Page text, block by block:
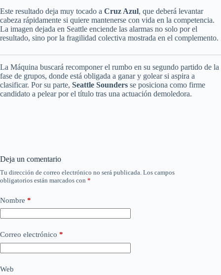
Este resultado deja muy tocado a Cruz Azul, que deberá levantar
cabeza rápidamente si quiere mantenerse con vida en la competencia.
La imagen dejada en Seattle enciende las alarmas no solo por el
resultado, sino por la fragilidad colectiva mostrada en el complemento.
La Máquina buscará recomponer el rumbo en su segundo partido de la
fase de grupos, donde está obligada a ganar y golear si aspira a
clasificar. Por su parte, Seattle Sounders se posiciona como firme
candidato a pelear por el título tras una actuación demoledora.
Deja un comentario
Tu dirección de correo electrónico no será publicada. Los campos
obligatorios están marcados con *
Nombre *
Correo electrónico *
Web